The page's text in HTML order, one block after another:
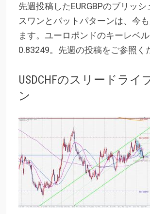
先週投稿したEURGBPのブリッシ
スワンとバットパターンは、今
ます。ユーロポンドのキーレベル
0.83249。先週の投稿をご参照く
USDCHFのスリードライ
ン